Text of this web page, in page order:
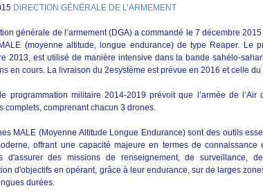
DIRECTION GÉNÉRALE DE L’ARMEMENT
générale de l’armement (DGA) a commandé le 7 décembre
(moyenne altitude, longue endurance) de type Reaper. Le
2013, est utilisé de manière intensive dans la bande sahélo-
en cours. La livraison du 2esystème est prévue en 2016 et celle
programmation militaire 2014-2019 prévoit que l’armée de
complets, comprenant chacun 3 drones.
MALE (Moyenne Altitude Longue Endurance) sont des outils
offrant une capacité majeure en termes de connaissance
d'assurer des missions de renseignement, de surveillance,
d'objectifs en opérant, grâce à leur endurance, sur de larges
durées.